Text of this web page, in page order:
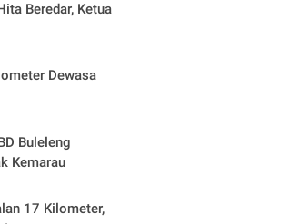
Beredar, Ketua
Dewasa
Buleleng
Kemarau
17 Kilometer,